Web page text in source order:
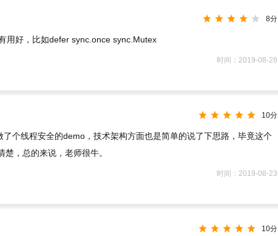
8分
用好，比如defer sync.once sync.Mutex
时间：2019-08-28
10分
个线程安全的demo，技术架构方面也是简单的说了下思路，毕竟这个
，总的来说，老师很牛。
时间：2019-08-23
10分